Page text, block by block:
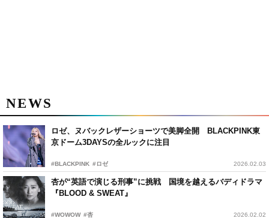
NEWS
ロゼ、ヌバックレザーショーツで美脚全開 BLACKPINK東
京ドーム3DAYSの全ルックに注目
#BLACKPINK #ロゼ 2026.02.03
杏が“英語で演じる刑事”に挑戦 国境を越えるバディドラマ
『BLOOD & SWEAT』
#WOWOW #杏 2026.02.02